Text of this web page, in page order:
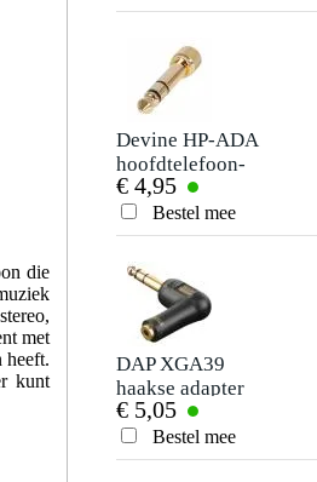
die
met
heeft.
kunt
Devine HP-ADA
hoofdtelefoon-
adapter met
schroefdraad (set
van 2)
€ 4,95
Bestel mee
DAP XGA39
haakse adapter
6.35mm male ->
3.5mm female (per
stuk)
€ 5,05
Bestel mee